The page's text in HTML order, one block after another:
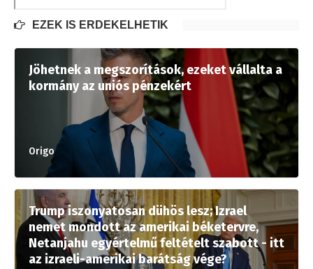
EZEK IS ÉRDEKELHETIK
Jöhetnek a megszorítások, ezeket vállalta a
kormány az uniós pénzekért
Origo
Trump iszonyatosan dühös lesz; Izrael
nemet mondott az amerikai béketervre,
Netanjahu egyértelmű feltételt szabott - itt
az izraeli-amerikai barátság vége?